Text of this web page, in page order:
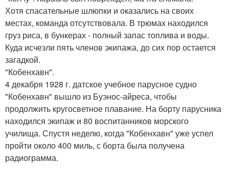
Хотя спасательные шлюпки и оказались на своих
местах, команда отсутствовала. В трюмах находился
груз риса, в бункерах - полный запас топлива и воды.
Куда исчезли пять членов экипажа, до сих пор остается
загадкой.
"Кобенхавн".
4 декабря 1928 г. датское учебное парусное судно
"Кобенхавн" вышло из Буэнос-айреса, чтобы
продолжить кругосветное плавание. На борту парусника
находился экипаж и 80 воспитанников морского
училища. Спустя неделю, когда "Кобенхавн" уже успел
пройти около 400 миль, с борта была получена
радиограмма.